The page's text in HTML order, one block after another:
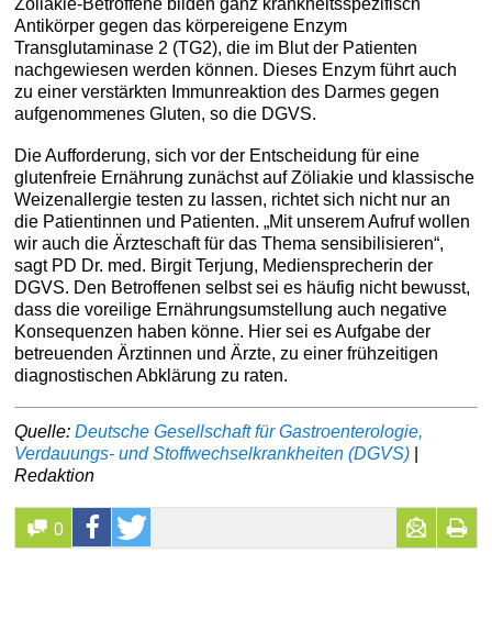
Zöliakie-Betroffene bilden ganz krankheitsspezifisch
Antikörper gegen das körpereigene Enzym
Transglutaminase 2 (TG2), die im Blut der Patienten
nachgewiesen werden können. Dieses Enzym führt auch
zu einer verstärkten Immunreaktion des Darmes gegen
aufgenommenes Gluten, so die DGVS.
Die Aufforderung, sich vor der Entscheidung für eine
glutenfreie Ernährung zunächst auf Zöliakie und klassische
Weizenallergie testen zu lassen, richtet sich nicht nur an
die Patientinnen und Patienten. „Mit unserem Aufruf wollen
wir auch die Ärzteschaft für das Thema sensibilisieren“,
sagt PD Dr. med. Birgit Terjung, Mediensprecherin der
DGVS. Den Betroffenen selbst sei es häufig nicht bewusst,
dass die voreilige Ernährungsumstellung auch negative
Konsequenzen haben könne. Hier sei es Aufgabe der
betreuenden Ärztinnen und Ärzte, zu einer frühzeitigen
diagnostischen Abklärung zu raten.
Quelle:Deutsche Gesellschaft für Gastroenterologie,
Verdauungs- und Stoffwechselkrankheiten (DGVS)
Redaktion
0